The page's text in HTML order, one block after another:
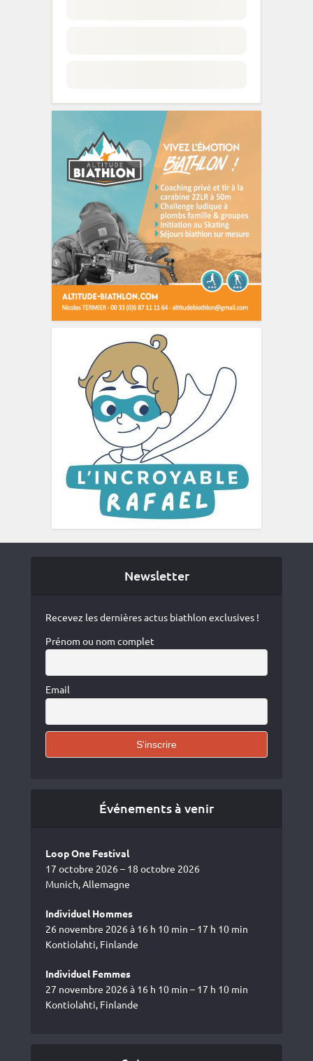
Newsletter
Recevez les dernières actus biathlon exclusives !
Prénom ou nom complet
Email
Événements à venir
Loop One Festival
17 octobre 2026 – 18 octobre 2026
Munich, Allemagne
Individuel Hommes
26 novembre 2026 à 16 h 10 min – 17 h 10 min
Kontiolahti, Finlande
Individuel Femmes
27 novembre 2026 à 16 h 10 min – 17 h 10 min
Kontiolahti, Finlande